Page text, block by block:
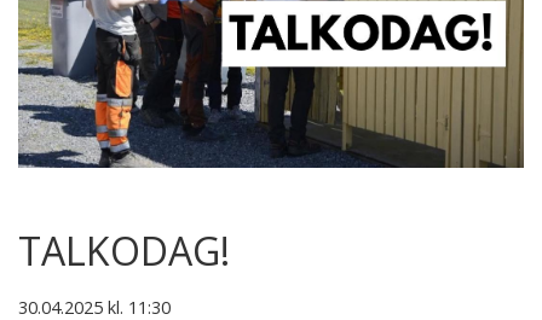
TALKODAG!
30.04.2025 kl. 11:30